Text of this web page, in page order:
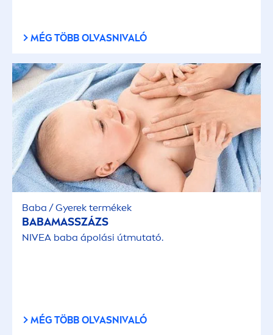
MÉG TÖBB OLVASNIVALÓ
Baba / Gyerek termékek
BABAMASSZÁZS
NIVEA baba ápolási útmutató.
MÉG TÖBB OLVASNIVALÓ